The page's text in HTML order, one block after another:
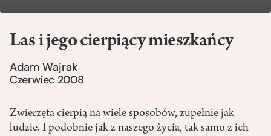
Las i jego cierpiący mieszkańcy
Adam Wajrak
Czerwiec 2008
Zwierzęta cierpią na wiele sposobów, zupełnie jak
ludzie. I podobnie jak z naszego życia, tak samo z ich